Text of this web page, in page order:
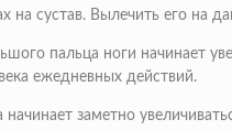
сустав. Вылечить его на
пальца ноги начинает
ежедневных действий.
заметно